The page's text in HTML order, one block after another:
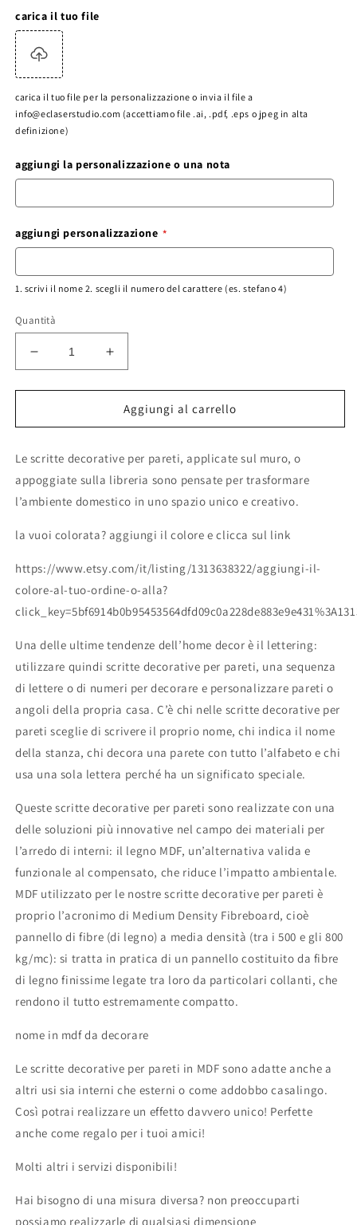
carica il tuo file
carica il tuo file per la personalizzazione o invia il file a
info@eclaserstudio.com (accettiamo file .ai, .pdf, .eps o jpeg in alta
definizione)
aggiungi la personalizzazione o una nota
aggiungi personalizzazione
1. scrivi il nome 2. scegli il numero del carattere (es. stefano 4)
Quantità
Diminuisci
quantità
per
personalizzato
scritta
nome
bambino
in
non
cerchio
tonda
personalizzata
casa
culla
home
decor
Aumenta
quantità
per
nome
personalizzato
scritta
nome
in
non
cerchio
tonda
personalizzata
casa
culla
casa
home
decor
Aggiungi al carrello
Le scritte decorative per pareti, applicate sul muro, o
appoggiate sulla libreria sono pensate per trasformare
l’ambiente domestico in uno spazio unico e creativo.
la vuoi colorata? aggiungi il colore e clicca sul link
https://www.etsy.com/it/listing/1313638322/aggiungi-il-
colore-al-tuo-ordine-o-alla?
Una delle ultime tendenze dell’home decor è il lettering:
utilizzare quindi scritte decorative per pareti, una sequenza
di lettere o di numeri per decorare e personalizzare pareti o
angoli della propria casa. C’è chi nelle scritte decorative per
pareti sceglie di scrivere il proprio nome, chi indica il nome
della stanza, chi decora una parete con tutto l’alfabeto e chi
usa una sola lettera perché ha un significato speciale.
Queste scritte decorative per pareti sono realizzate con una
delle soluzioni più innovative nel campo dei materiali per
l’arredo di interni: il legno MDF, un’alternativa valida e
funzionale al compensato, che riduce l’impatto ambientale.
MDF utilizzato per le nostre scritte decorative per pareti è
proprio l’acronimo di Medium Density Fibreboard, cioè
pannello di fibre (di legno) a media densità (tra i 500 e gli 800
kg/mc): si tratta in pratica di un pannello costituito da fibre
di legno finissime legate tra loro da particolari collanti, che
rendono il tutto estremamente compatto.
nome in mdf da decorare
Le scritte decorative per pareti in MDF sono adatte anche a
altri usi sia interni che esterni o come addobbo casalingo.
Così potrai realizzare un effetto davvero unico! Perfette
anche come regalo per i tuoi amici!
Molti altri i servizi disponibili!
Hai bisogno di una misura diversa? non preoccuparti
possiamo realizzarle di qualsiasi dimensione